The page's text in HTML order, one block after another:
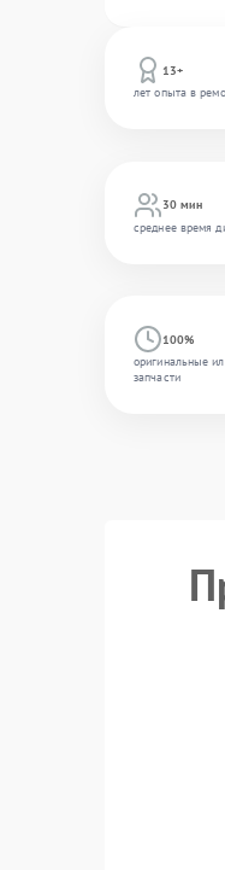
13+
лет опыта в
30 мин
среднее время
100%
оригинальные
запчасти